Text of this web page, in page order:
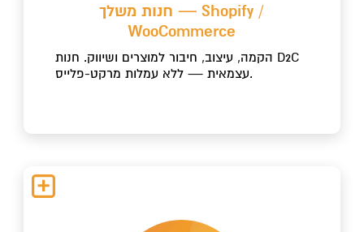
חנות משלך — Shopify /
WooCommerce
הקמה, עיצוב, חיבור למוצרים ושיווק. חנות D2C
עצמאית — ללא עמלות מרקט-פלייס.